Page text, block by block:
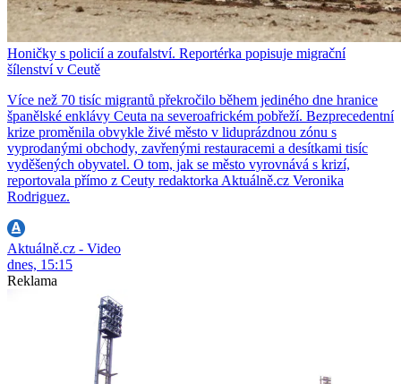
Honičky s policií a zoufalství. Reportérka popisuje migrační
šílenství v Ceutě
Více než 70 tisíc migrantů překročilo během jediného dne hranice
španělské enklávy Ceuta na severoafrickém pobřeží. Bezprecedentní
krize proměnila obvykle živé město v liduprázdnou zónu s
vyprodanými obchody, zavřenými restauracemi a desítkami tisíc
vyděšených obyvatel. O tom, jak se město vyrovnává s krizí,
reportovala přímo z Ceuty redaktorka Aktuálně.cz Veronika
Rodriguez.
Aktuálně.cz - Video
dnes, 15:15
Reklama